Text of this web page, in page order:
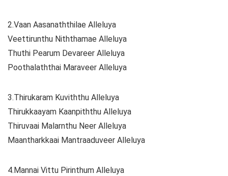
2.Vaan Aasanaththilae Alleluya
Veettirunthu Niththamae Alleluya
Thuthi Pearum Devareer Alleluya
Poothalaththai Maraveer Alleluya
3.Thirukaram Kuviththu Alleluya
Thirukkaayam Kaanpiththu Alleluya
Thiruvaai Malarnthu Neer Alleluya
Maantharkkaai Mantraaduveer Alleluya
4.Mannai Vittu Pirinthum Alleluya